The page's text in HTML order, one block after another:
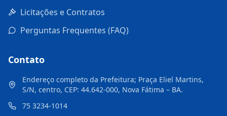
Licitações e Contratos
Perguntas Frequentes (FAQ)
Contato
Endereço completo da Prefeitura; Praça Eliel Martins,
S/N, centro, CEP: 44.642-000, Nova Fátima – BA.
75 3234-1014